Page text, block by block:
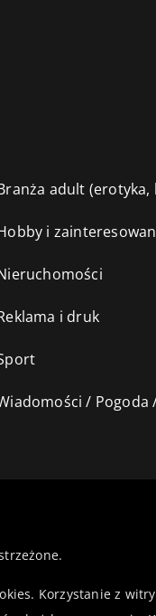
adult (erotyka,
i
i druk
/ Pogoda
Korzystanie z